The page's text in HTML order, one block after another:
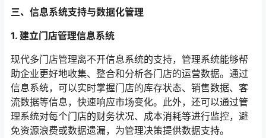
三、信息系统支持与数据化管理
1. 建立门店管理信息系统
现代多门店管理离不开信息系统的支持，管理系统能够帮
助企业更好地收集、整合和分析各门店的运营数据。通过
信息系统，可以实时掌握门店的库存状态、销售数据、客
流数据等信息，快速响应市场变化。此外，还可以通过管
理系统对每个门店的财务状况、成本消耗等进行监控，避
免资源浪费或数据遗漏，为管理决策提供数据支持。